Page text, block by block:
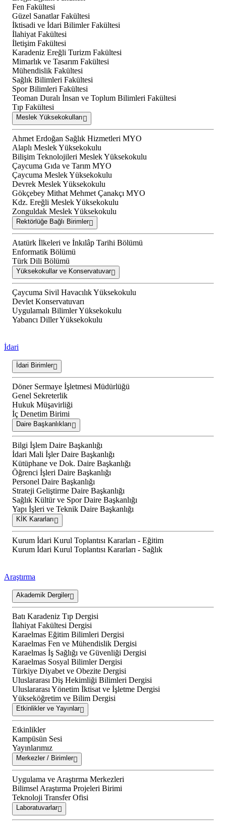
Fen Fakültesi
Güzel Sanatlar Fakültesi
İktisadi ve İdari Bilimler Fakültesi
İlahiyat Fakültesi
İletişim Fakültesi
Karadeniz Ereğli Turizm Fakültesi
Mimarlık ve Tasarım Fakültesi
Mühendislik Fakültesi
Sağlık Bilimleri Fakültesi
Spor Bilimleri Fakültesi
Teoman Duralı İnsan ve Toplum Bilimleri Fakültesi
Tıp Fakültesi
Meslek Yüksekokulları
Ahmet Erdoğan Sağlık Hizmetleri MYO
Alaplı Meslek Yüksekokulu
Bilişim Teknolojileri Meslek Yüksekokulu
Çaycuma Gıda ve Tarım MYO
Çaycuma Meslek Yüksekokulu
Devrek Meslek Yüksekokulu
Gökçebey Mithat Mehmet Çanakçı MYO
Kdz. Ereğli Meslek Yüksekokulu
Zonguldak Meslek Yüksekokulu
Rektörlüğe Bağlı Birimler
Atatürk İlkeleri ve İnkılâp Tarihi Bölümü
Enformatik Bölümü
Türk Dili Bölümü
Yüksekokullar ve Konservatuvar
Çaycuma Sivil Havacılık Yüksekokulu
Devlet Konservatuvarı
Uygulamalı Bilimler Yüksekokulu
Yabancı Diller Yüksekokulu
İdari
İdari Birimler
Döner Sermaye İşletmesi Müdürlüğü
Genel Sekreterlik
Hukuk Müşavirliği
İç Denetim Birimi
Daire Başkanlıkları
Bilgi İşlem Daire Başkanlığı
İdari Mali İşler Daire Başkanlığı
Kütüphane ve Dok. Daire Başkanlığı
Öğrenci İşleri Daire Başkanlığı
Personel Daire Başkanlığı
Strateji Geliştirme Daire Başkanlığı
Sağlık Kültür ve Spor Daire Başkanlığı
Yapı İşleri ve Teknik Daire Başkanlığı
KİK Kararları
Kurum İdari Kurul Toplantısı Kararları - Eğitim
Kurum İdari Kurul Toplantısı Kararları - Sağlık
Araştırma
Akademik Dergiler
Batı Karadeniz Tıp Dergisi
İlahiyat Fakültesi Dergisi
Karaelmas Eğitim Bilimleri Dergisi
Karaelmas Fen ve Mühendislik Dergisi
Karaelmas İş Sağlığı ve Güvenliği Dergisi
Karaelmas Sosyal Bilimler Dergisi
Türkiye Diyabet ve Obezite Dergisi
Uluslararası Diş Hekimliği Bilimleri Dergisi
Uluslararası Yönetim İktisat ve İşletme Dergisi
Yükseköğretim ve Bilim Dergisi
Etkinlikler ve Yayınlar
Etkinlikler
Kampüsün Sesi
Yayınlarımız
Merkezler / Birimler
Uygulama ve Araştırma Merkezleri
Bilimsel Araştırma Projeleri Birimi
Teknoloji Transfer Ofisi
Laboratuvarlar